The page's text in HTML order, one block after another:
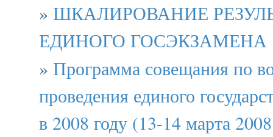
» ШКАЛИРОВАНИЕ
ЕДИНОГО ГОСЭКЗАМЕНА
» Программа совещания по
проведения единого
в 2008 году (13-14 марта